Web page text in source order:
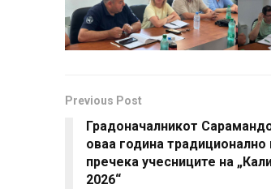
Previous Post
Градоначалникот
оваа година традиционално
пречека учесниците на
2026“